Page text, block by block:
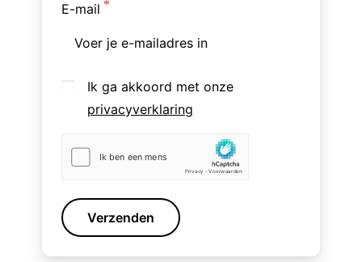
E-mail
Ik ga akkoord met onze
privacyverklaring
Verzenden